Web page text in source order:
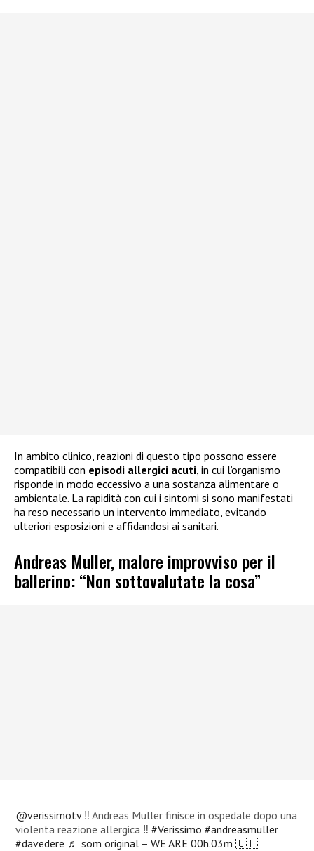
In ambito clinico, reazioni di questo tipo possono essere
compatibili con episodi allergici acuti , in cui l’organismo
risponde in modo eccessivo a una sostanza alimentare o
ambientale. La rapidità con cui i sintomi si sono manifestati
ha reso necessario un intervento immediato, evitando
ulteriori esposizioni e affidandosi ai sanitari.
Andreas Muller, malore improvviso per il
ballerino: “Non sottovalutate la cosa”
@verissimotv‼️ Andreas Muller finisce in ospedale dopo una
violenta reazione allergica ‼️#Verissimo #andreasmuller
#davedere ♬ som original – WE ARE 00h.03m 🇨🇭